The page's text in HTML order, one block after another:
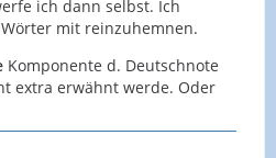
ich dann selbst. Ich
mit reinzuhemnen.
Komponente d. Deutschnote
extra erwähnt werde. Oder